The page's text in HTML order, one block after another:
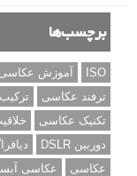
برچسب‌ها
ISO آموزش عکاسی
ترفند عکاسی
تکنیک عکاسی
دوربین DSLR
عکاسی
عکاسی